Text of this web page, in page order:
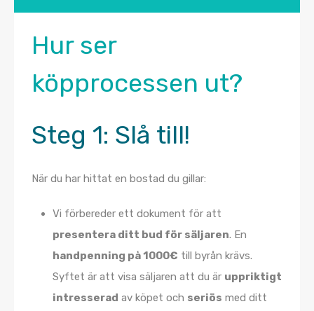
Hur ser
köpprocessen ut?
Steg 1: Slå till!
När du har hittat en bostad du gillar:
Vi förbereder ett dokument för att
presentera ditt bud för säljaren. En
handpenning på 1000€ till byrån krävs.
Syftet är att visa säljaren att du är uppriktigt
intresserad av köpet och seriös med ditt